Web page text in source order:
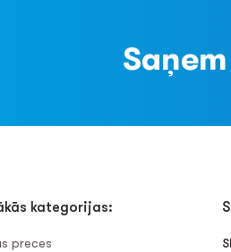
kategorijas:
preces